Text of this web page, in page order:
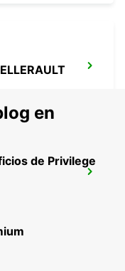
en
de Privilege